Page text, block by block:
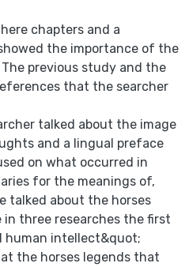
chapters and a
the importance of the
previous study and the
that the searcher
talked about the image
and a lingual preface
on what occurred in
for the meanings of,
talked about the horses
in three researches the first
human intellect&quot;
the horses legends that